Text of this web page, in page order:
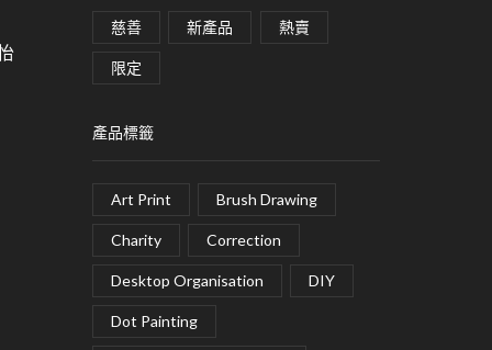
慈善 新產品 熱賣
限定
產品標籤
Art Print Brush Drawing
Charity Correction
Desktop Organisation DIY
Dot Painting